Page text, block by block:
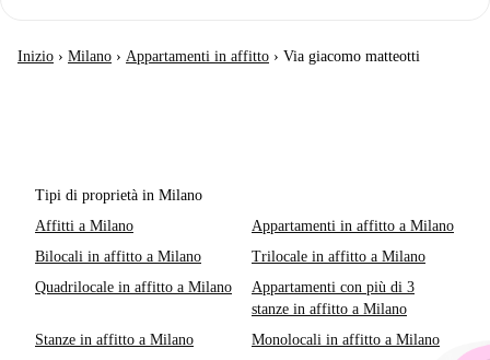
Inizio › Milano › Appartamenti in affitto › Via giacomo matteotti
Tipi di proprietà in Milano
Affitti a Milano
Appartamenti in affitto a Milano
Bilocali in affitto a Milano
Trilocale in affitto a Milano
Quadrilocale in affitto a Milano
Appartamenti con più di 3
stanze in affitto a Milano
Stanze in affitto a Milano
Monolocali in affitto a Milano